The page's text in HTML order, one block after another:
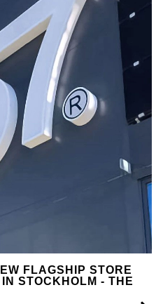
FLAGSHIP STORE
STOCKHOLM - THE